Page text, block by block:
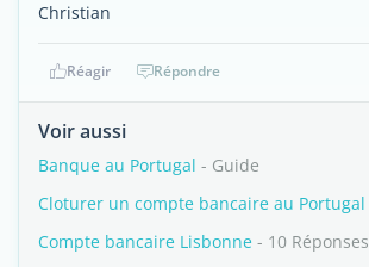
Christian
Réagir Répondre
Voir aussi
Banque au Portugal - Guide
Cloturer un compte bancaire au Portugal
Compte bancaire Lisbonne - 10 Réponses